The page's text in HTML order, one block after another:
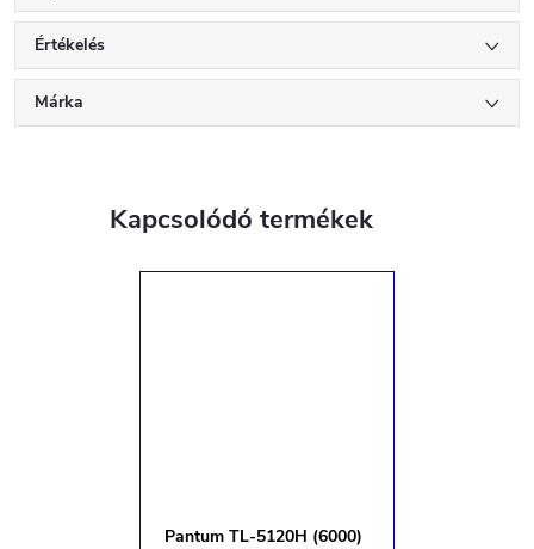
Értékelés
Márka
Kapcsolódó termékek
Pantum TL-5120H (6000)